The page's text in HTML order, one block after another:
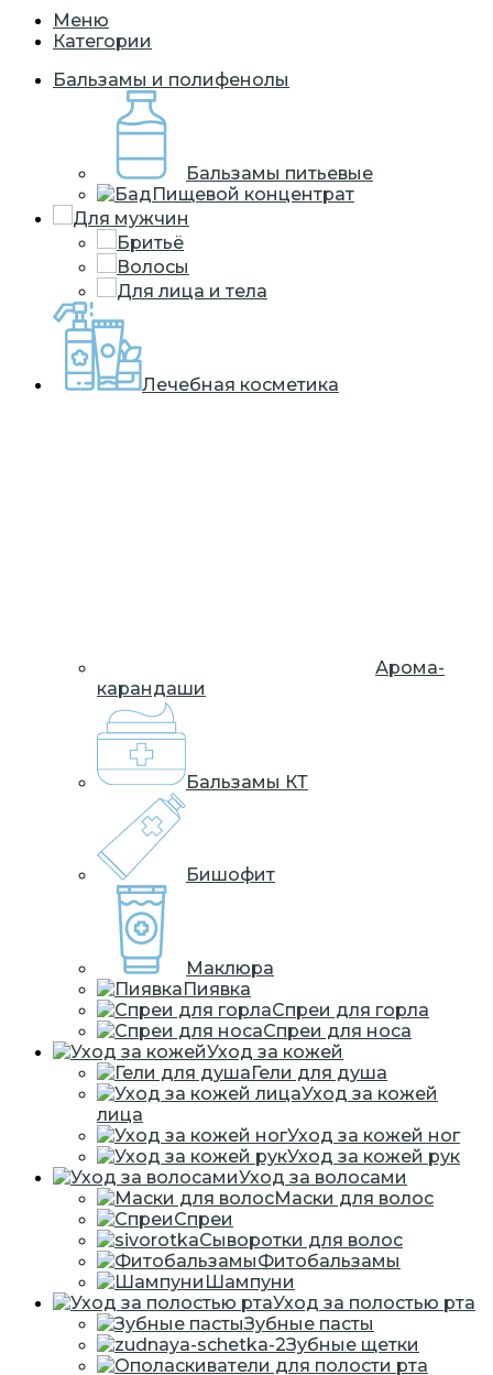
Меню
Категории
Бальзамы и полифенолы
Бальзамы питьевые
Пищевой концентрат
Для мужчин
Бритьё
Волосы
Для лица и тела
Лечебная косметика
Арома-
карандаши
Бальзамы КТ
Бишофит
Маклюра
Пиявка
Спреи для горла
Спреи для носа
Уход за кожей
Гели для душа
Уход за кожей
лица
Уход за кожей ног
Уход за кожей рук
Уход за волосами
Маски для волос
Спреи
Сыворотки для волос
Фитобальзамы
Шампуни
Уход за полостью рта
Зубные пасты
Зубные щетки